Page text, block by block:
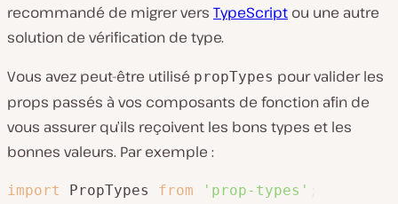
recommandé de migrer vers TypeScript ou une autre
solution de vérification de type.
Vous avez peut-être utilisé propTypes pour valider les
props passés à vos composants de fonction afin de
vous assurer qu’ils reçoivent les bons types et les
bonnes valeurs. Par exemple :
import PropTypes from 'prop-types'